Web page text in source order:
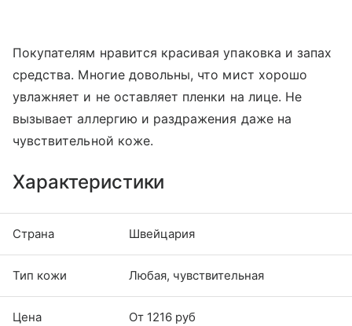
Покупателям нравится красивая упаковка и запах
средства. Многие довольны, что мист хорошо
увлажняет и не оставляет пленки на лице. Не
вызывает аллергию и раздражения даже на
чувствительной коже.
Характеристики
Страна Швейцария
Тип кожи Любая, чувствительная
Цена От 1216 руб